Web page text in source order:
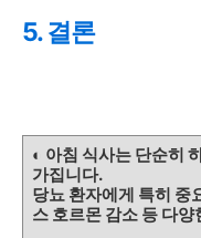
5. 결론
◐ 아침 식사는 단순히
가집니다.
당뇨 환자에게 특히 중
스 호르몬 감소 등 다